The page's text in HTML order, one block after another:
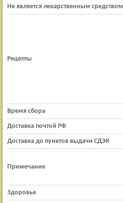
Не является лекарственным средством
Рецепты
Время сбора
Доставка почтой РФ
Доставка до пунктов выдачи СДЭК
Примечание
Здоровье